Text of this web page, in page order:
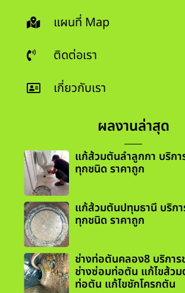
แผนที่ Map
ติดต่อเรา
เกี่ยวกับเรา
ผลงานล่าสุด
แก้ส้วมตันลำลูกกา บริก
ทุกชนิด ราคาถูก
แก้ส้วมตันปทุมธานี บริก
ทุกชนิด ราคาถูก
ช่างท่อตันคลอง8 บริกา
ช่างซ่อมท่อตัน แก้ไขส้วม
ท่อตัน แก้ไขชักโครกตัน